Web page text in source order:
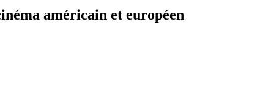
américain et européen